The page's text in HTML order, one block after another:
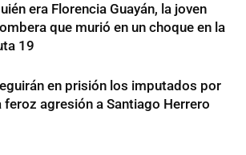
era Florencia Guayán, la joven
que murió en un choque en la
19
en prisión los imputados por
feroz agresión a Santiago Herrero